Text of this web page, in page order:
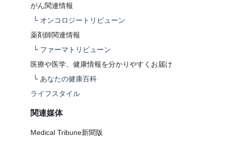
がん関連情報
└ オンコロジートリビューン
薬剤師関連情報
└ ファーマトリビューン
医療や医学、健康情報を分かりやすくお届け
└ あなたの健康百科
ライフスタイル
関連媒体
Medical Tribune新聞版